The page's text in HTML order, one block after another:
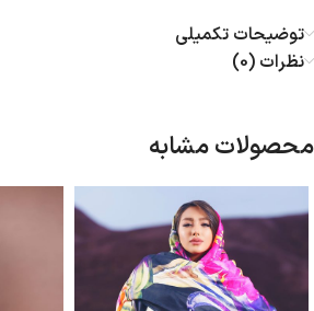
توضیحات تکمیلی
نظرات (0)
محصولات مشابه